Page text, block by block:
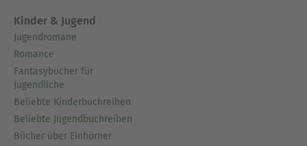
Kinder & Jugend
Jugendromane
Romance
Fantasybücher für
Jugendliche
Beliebte Kinderbuchreihen
Beliebte Jugendbuchreihen
Bücher über Einhörner